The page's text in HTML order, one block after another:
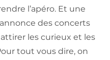
l’apéro. Et une
des concerts
les curieux et les
tout vous dire, on